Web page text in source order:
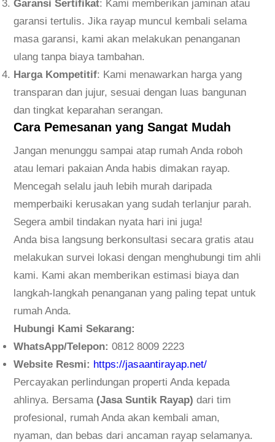
Garansi Sertifikat: Kami memberikan jaminan atau
garansi tertulis. Jika rayap muncul kembali selama
masa garansi, kami akan melakukan penanganan
ulang tanpa biaya tambahan.
Harga Kompetitif: Kami menawarkan harga yang
transparan dan jujur, sesuai dengan luas bangunan
dan tingkat keparahan serangan.
Cara Pemesanan yang Sangat Mudah
Jangan menunggu sampai atap rumah Anda roboh
atau lemari pakaian Anda habis dimakan rayap.
Mencegah selalu jauh lebih murah daripada
memperbaiki kerusakan yang sudah terlanjur parah.
Segera ambil tindakan nyata hari ini juga!
Anda bisa langsung berkonsultasi secara gratis atau
melakukan survei lokasi dengan menghubungi tim ahli
kami. Kami akan memberikan estimasi biaya dan
langkah-langkah penanganan yang paling tepat untuk
rumah Anda.
Hubungi Kami Sekarang:
WhatsApp/Telepon: 0812 8009 2223
Website Resmi: https://jasaantirayap.net/
Percayakan perlindungan properti Anda kepada
ahlinya. Bersama (Jasa Suntik Rayap) dari tim
profesional, rumah Anda akan kembali aman,
nyaman, dan bebas dari ancaman rayap selamanya.